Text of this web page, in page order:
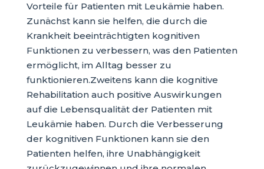
Vorteile für Patienten mit Leukämie haben.
Zunächst kann sie helfen, die durch die
Krankheit beeinträchtigten kognitiven
Funktionen zu verbessern, was den Patienten
ermöglicht, im Alltag besser zu
funktionieren.Zweitens kann die kognitive
Rehabilitation auch positive Auswirkungen
auf die Lebensqualität der Patienten mit
Leukämie haben. Durch die Verbesserung
der kognitiven Funktionen kann sie den
Patienten helfen, ihre Unabhängigkeit